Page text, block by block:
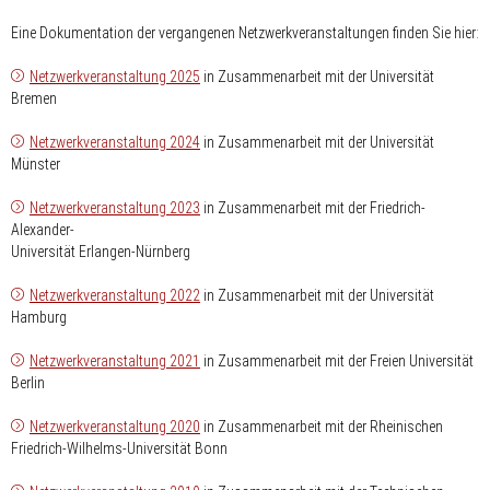
Eine Dokumentation der vergangenen Netzwerkveranstaltungen finden Sie hier:
Netzwerkveranstaltung 2025 in Zusammenarbeit mit der Universität
Bremen
Netzwerkveranstaltung 2024 in Zusammenarbeit mit der Universität
Münster
Netzwerkveranstaltung 2023 in Zusammenarbeit mit der Friedrich-
Alexander-
Universität Erlangen-Nürnberg
Netzwerkveranstaltung 2022 in Zusammenarbeit mit der Universität
Hamburg
Netzwerkveranstaltung 2021 in Zusammenarbeit mit der Freien Universität
Berlin
Netzwerkveranstaltung 2020 in Zusammenarbeit mit der Rheinischen
Friedrich-Wilhelms-Universität Bonn